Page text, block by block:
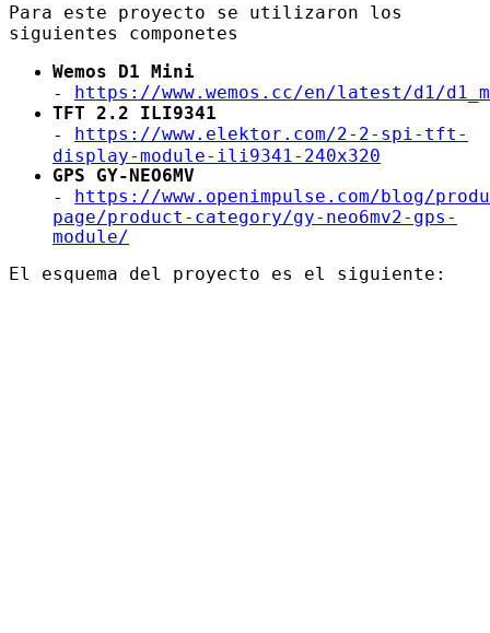
Para este proyecto se utilizaron los
siguientes componetes
Wemos D1 Mini
- https://www.wemos.cc/en/latest/d1/
TFT 2.2 ILI9341
- https://www.elektor.com/2-2-spi-tft-
display-module-ili9341-240x320
GPS GY-NEO6MV
- https://www.openimpulse.com/blog/
page/product-category/gy-neo6mv2-gps-
module/
El esquema del proyecto es el siguiente: